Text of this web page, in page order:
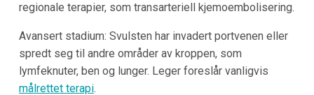
regionale terapier, som transarteriell kjemoembolisering.
Avansert stadium: Svulsten har invadert portvenen eller
spredt seg til andre områder av kroppen, som
lymfeknuter, ben og lunger. Leger foreslår vanligvis
målrettet terapi.